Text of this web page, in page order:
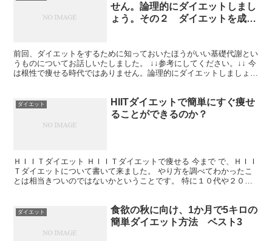
せん。論理的にダイエットしまし
ょう。その２ ダイエットを成功
前回、ダイエットをするために知っておいたほうがいい基礎代謝とい
うものについてお話しいたしました。 ↓↓参考にしてください。↓↓ 今
は根性で痩せる時代ではありません。論理的にダイエットしましょ
ダイエット
HIITダイエットで簡単にすぐ痩せ
ることができるのか？
ＨＩＩＴダイエット ＨＩＩＴダイエットで痩せる 今まで で、ＨＩＩ
Ｔダイエットについて書いて来ました。 やり方を調べてわかったこ
とは相当きついのではないかということです。 特に１０代や２０代
ダイエット
食欲の秋に向け、1か月で5キロの
簡単ダイエット方法 ベスト3